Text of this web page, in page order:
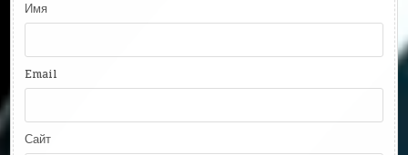
Имя
Email
Сайт